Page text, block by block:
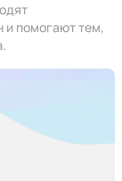
и помогают тем,